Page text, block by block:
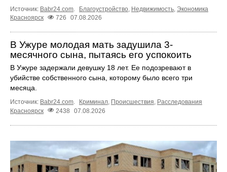
Источник: Babr24.com. Благоустройство, Недвижимость, Экономика
Красноярск
726 07.08.2026
В Ужуре молодая мать задушила 3-
месячного сына, пытаясь его успокоить
В Ужуре задержали девушку 18 лет. Ее подозревают в
убийстве собственного сына, которому было всего три
месяца.
Источник: Babr24.com. Криминал, Происшествия, Расследования
Красноярск
2438 07.08.2026